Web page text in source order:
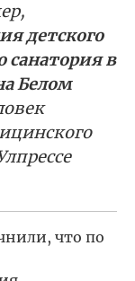
детского
санатория в
Белом
что по